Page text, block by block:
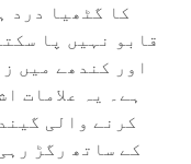
کا گٹھیا درد
قابو نہیں پا
اور کندھے میں
ہے۔ یہ علامات
کرنے والی
کے ساتھ رگڑ